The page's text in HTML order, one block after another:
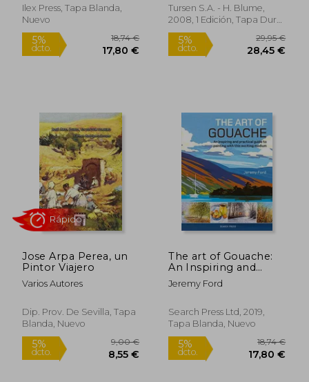
Rápido Rápido
Ilex Press, Tapa Blanda,
Nuevo
Pastel
Tursen S.A. - H. Blume,
2008, 1 Edición, Tapa Dura,
Nuevo
Jose Arpa Perea, un
Pintor Viajero
Varios Autores
Dip. Prov. De Sevilla, Tapa
Blanda, Nuevo
The art of Gouache:
An Inspiring and
Practical Guide to
Painting With This
Inglés)
Jeremy Ford
Search Press Ltd, 2019,
Tapa Blanda, Nuevo